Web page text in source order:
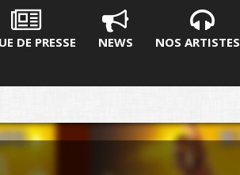
DE PRESSE NEWS NOS ARTISTES